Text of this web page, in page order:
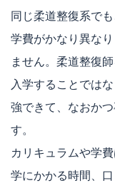
同じ柔道整復系で
学費がかなり異な
ません。柔道整復
入学することでは
強できて、なおか
す。
カリキュラムや学
学にかかる時間、